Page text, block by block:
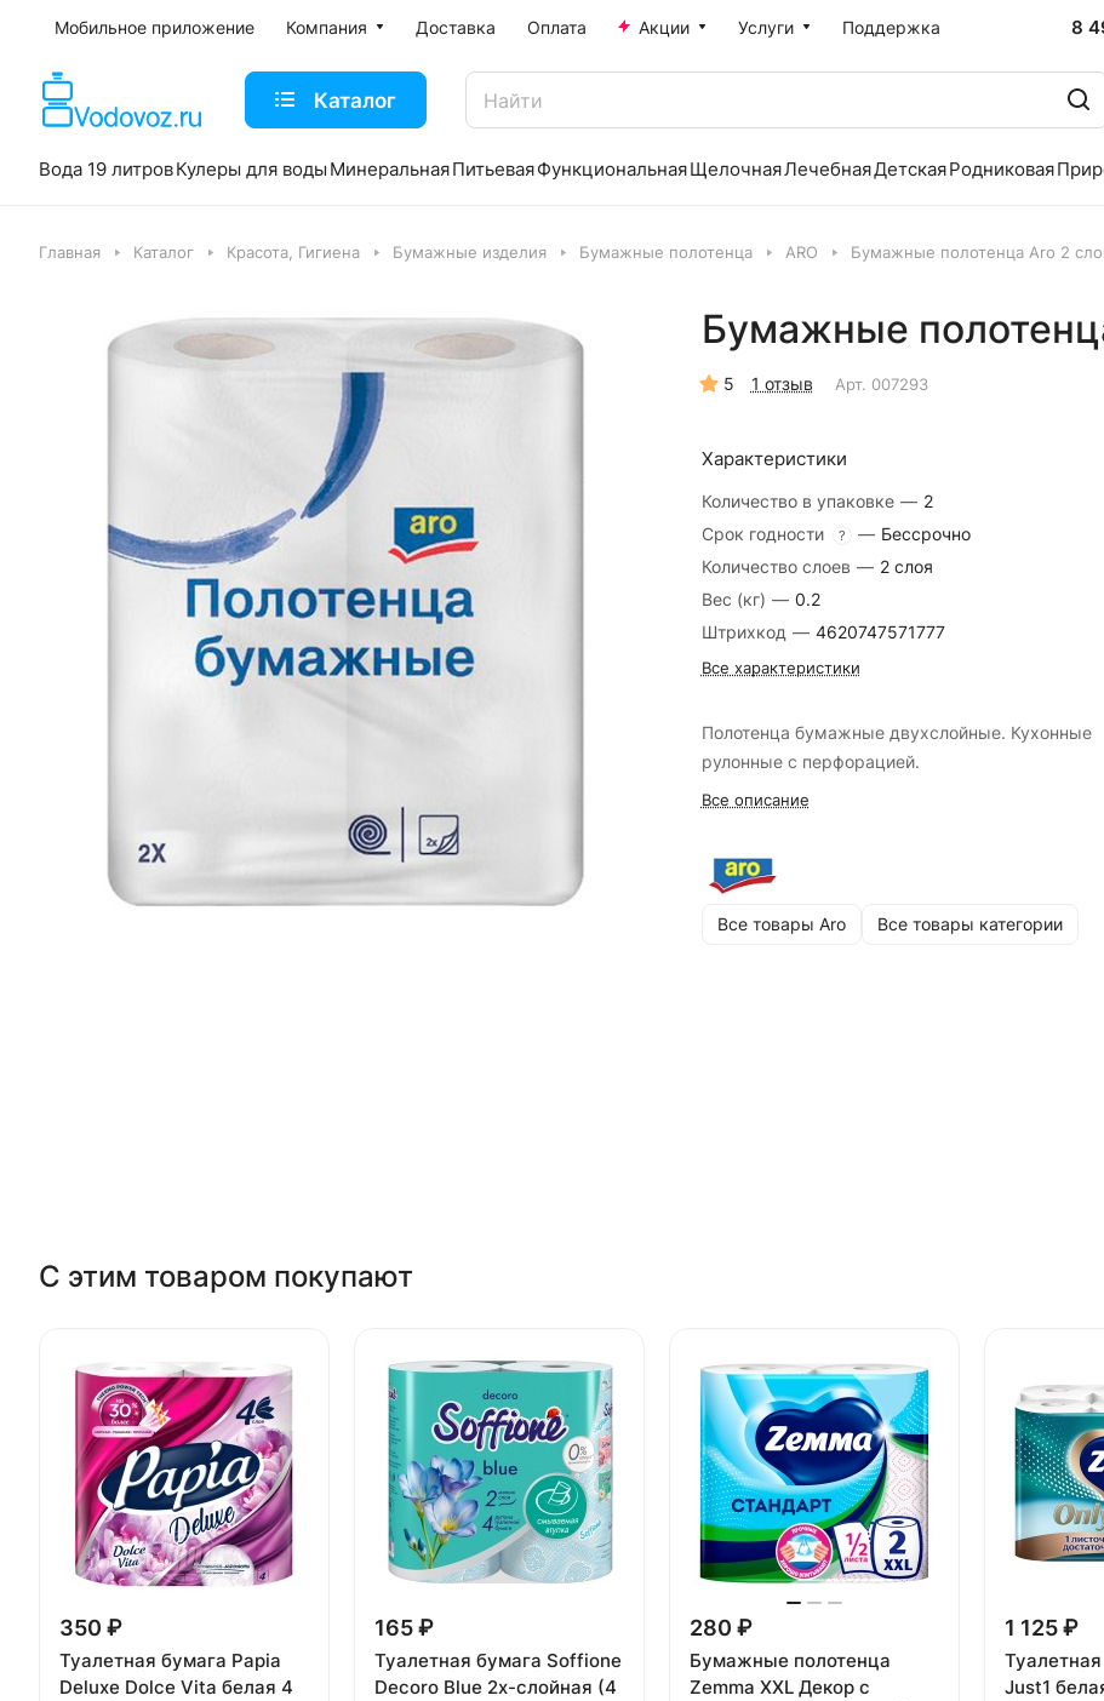
Мобильное приложение Компания Доставка Оплата Акции Услуги Поддержка 8
Каталог
Вода 19 литровКулеры для воды МинеральнаяПитьеваяФункциональнаяЩелочнаяЛечебнаяДетскаяРодниковая
Главная Каталог Красота, Гигиена Бумажные изделия Бумажные полотенца ARO Бумажные полотенца Aro 2
Бумажные
5 1 отзыв Арт. 007293
Характеристики
Количество в упаковке — 2
Срок годности
? — Бессрочно
Количество слоев — 2 слоя
Вес (кг) — 0.2
Штрихкод — 4620747571777
Все характеристики
Полотенца бумажные двухслойные. Кухонные
рулонные с перфорацией.
Все описание
Все товары Aro Все товары категории
С этим товаром покупают
350 ₽
Туалетная бумага Papia
Deluxe Dolce Vita белая 4
165 ₽
Туалетная бумага Soffione
Decoro Blue 2х-слойная (4
280 ₽
Бумажные полотенца
Zemma XXL Декор с
1 125 ₽
Just1